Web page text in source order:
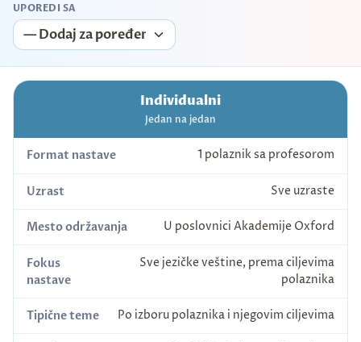
UPOREDI SA
Individualni
Jedan na jedan
Format nastave 1 polaznik sa profesorom
Uzrast Sve uzraste
Mesto održavanja U poslovnici Akademije Oxford
Fokus
nastave
Sve jezičke veštine, prema ciljevima
polaznika
Tipične teme Po izboru polaznika i njegovim ciljevima